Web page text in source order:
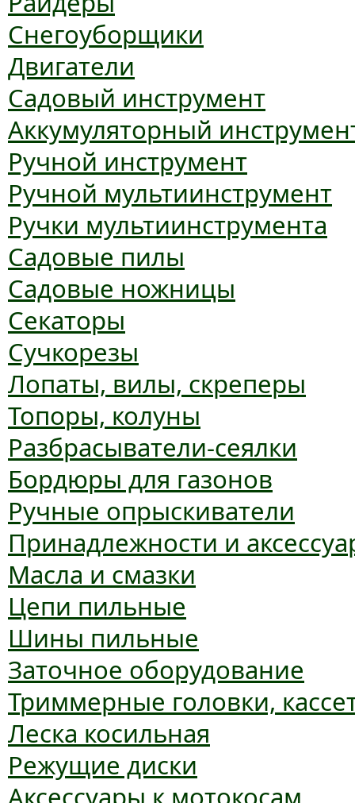
Снегоуборщики
Двигатели
Садовый инструмент
Аккумуляторный
Ручной инструмент
Ручной мультиинструмент
Ручки мультиинструмента
Садовые пилы
Садовые ножницы
Секаторы
Сучкорезы
Лопаты, вилы, скреперы
Топоры, колуны
Разбрасыватели-сеялки
Бордюры для газонов
Ручные опрыскиватели
Принадлежности и
Масла и смазки
Цепи пильные
Шины пильные
Заточное оборудование
Триммерные головки,
Леска косильная
Режущие диски